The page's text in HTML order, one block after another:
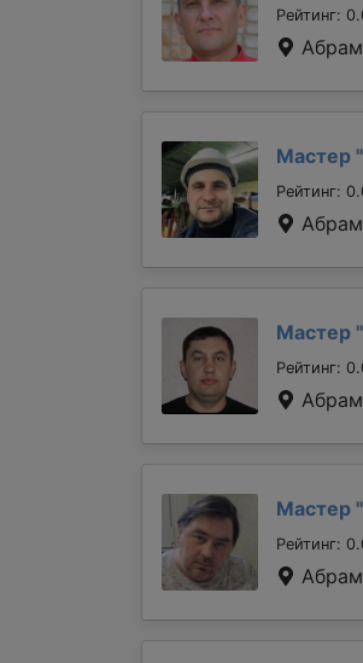
Рейтинг:
Мастер "
Рейтинг:
Мастер "
Рейтинг:
Мастер "
Рейтинг: